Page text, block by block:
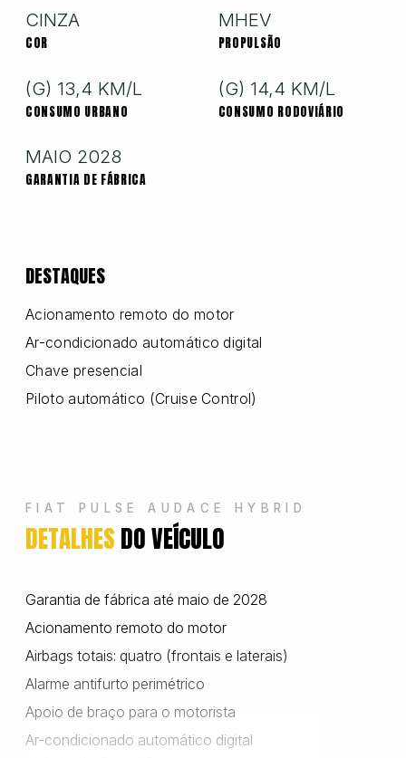
Troller
CINZA
COR
MHEV
PROPULSÃO
(G) 13,4 KM/L
CONSUMO URBANO
(G) 14,4 KM/L
CONSUMO RODOVIÁRIO
MAIO 2028
GARANTIA DE FÁBRICA
DESTAQUES
Acionamento remoto do motor
Ar-condicionado automático digital
Chave presencial
Piloto automático (Cruise Control)
FIAT PULSE AUDACE HYBRID
DETALHESDO VEÍCULO
Garantia de fábrica até maio de 2028
Acionamento remoto do motor
Airbags totais: quatro (frontais e laterais)
Alarme antifurto perimétrico
Apoio de braço para o motorista
Ar-condicionado automático digital